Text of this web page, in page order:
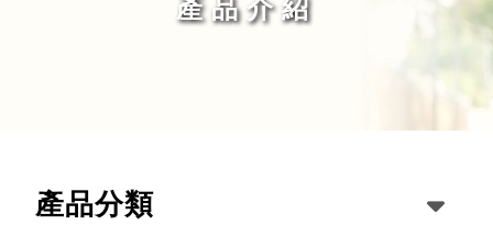
產品介紹
產品分類